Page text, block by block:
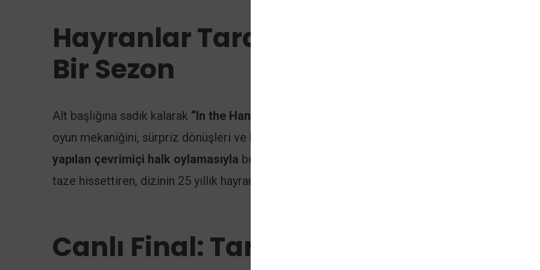
Hayranlar Tarafından Şekillendirilen
Bir Sezon
Alt başlığına sadık kalarak “In the Hands of the Fans”
oyun mekaniğini, sürpriz dönüşleri ve hatta prodüksiyon tasarımı unsurlarını
yapılan çevrimiçi halk oylamasıyla belirledi. Sonuç olarak hem nostaljik hem de gerçek
taze hissettiren, dizinin 25 yıllık hayranlarına adanmış bir sezon ortaya çıktı.
Canlı Final: Tarih Yazılıyor